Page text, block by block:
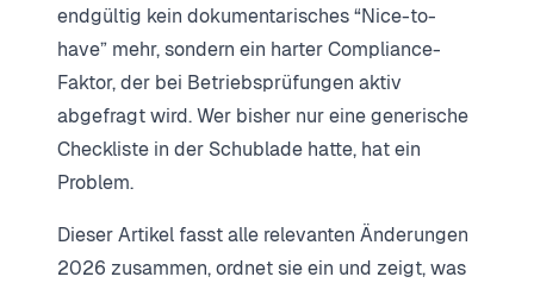
endgültig kein dokumentarisches “Nice-to-
have” mehr, sondern ein harter Compliance-
Faktor, der bei Betriebsprüfungen aktiv
abgefragt wird. Wer bisher nur eine generische
Checkliste in der Schublade hatte, hat ein
Problem.
Dieser Artikel fasst alle relevanten Änderungen
2026 zusammen, ordnet sie ein und zeigt, was